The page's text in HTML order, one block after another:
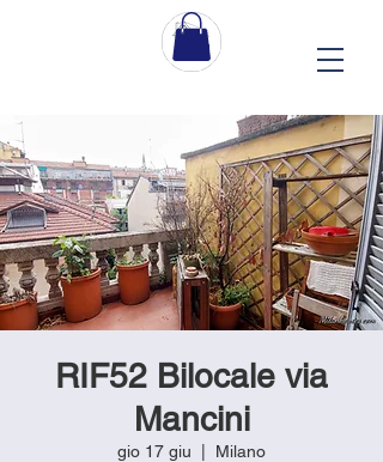
RIF52 Bilocale via
Mancini
gio 17 giu Milano